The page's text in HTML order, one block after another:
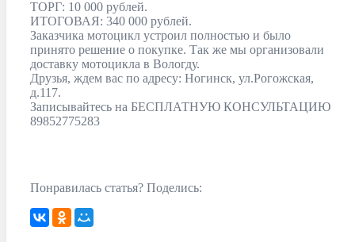
ТОРГ: 10 000 рублей.
ИТОГОВАЯ: 340 000 рублей.
Заказчика мотоцикл устроил полностью и было
принято решение о покупке. Так же мы организовали
доставку мотоцикла в Вологду.
Друзья, ждем вас по адресу: Ногинск, ул.Рогожская,
д.117.
Записывайтесь на БЕСПЛАТНУЮ КОНСУЛЬТАЦИЮ
89852775283
Понравилась статья? Поделись: